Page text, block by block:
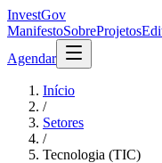
InvestGov
ManifestoSobreProjetos
Agendar
Início
/
Setores
/
Tecnologia (TIC)